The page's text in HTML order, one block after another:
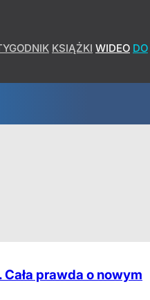
KSIĄŻKI WIDEO DO
prawda o nowym